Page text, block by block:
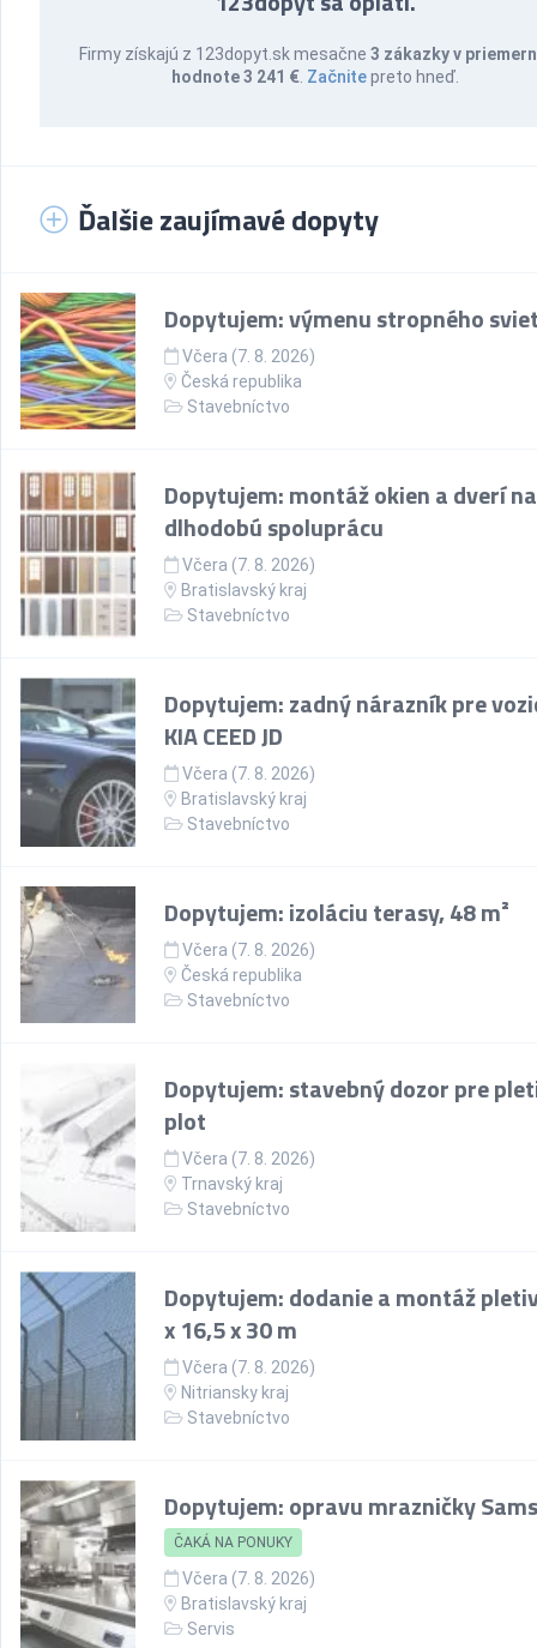
Firmy získajú z 123dopyt.sk mesačne3 zákazky v
hodnote 3 241 € Začnitepreto hneď.
Ďalšie zaujímavé dopyty
Dopytujem: výmenu stropného
Včera (7. 8. 2026)
Česká republika
Stavebníctvo
Dopytujem: montáž okien a dverí na
dlhodobú spoluprácu
Včera (7. 8. 2026)
Bratislavský kraj
Stavebníctvo
Dopytujem: zadný nárazník pre
KIA CEED JD
Včera (7. 8. 2026)
Bratislavský kraj
Stavebníctvo
Dopytujem: izoláciu terasy, 48 m²
Včera (7. 8. 2026)
Česká republika
Stavebníctvo
Dopytujem: stavebný dozor pre
plot
Včera (7. 8. 2026)
Trnavský kraj
Stavebníctvo
Dopytujem: dodanie a montáž
x 16,5 x 30 m
Včera (7. 8. 2026)
Nitriansky kraj
Stavebníctvo
Dopytujem: opravu mrazničky
ČAKÁ NA PONUKY
Včera (7. 8. 2026)
Bratislavský kraj
Servis